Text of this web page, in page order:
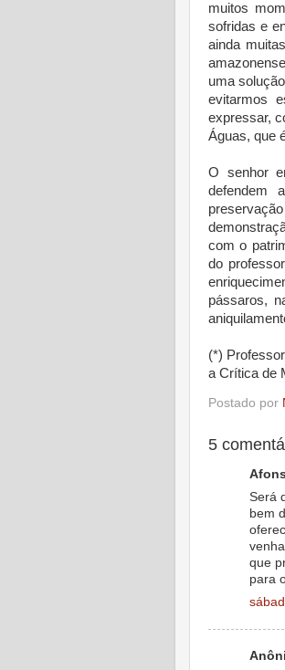
muitos
sofridas e
ainda
uma
evitarmos
expressar,
Águas, que
O senhor
defendem
com o
do
pássaros,
(*)
a Crítica de
Postado por
5
Será
bem
que
para